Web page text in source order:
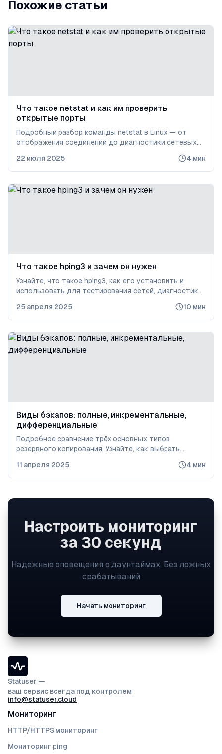
Похожие статьи
Что такое netstat и как им проверить
открытые порты
Подробный разбор команды netstat в Linux — от
отображения соединений до диагностики сетевых
22 июля 2025 4 мин
Что такое hping3 и зачем он нужен
Узнайте, что такое hping3, как его установить и
использовать для тестирования сетей, диагностики
проверки защиты инфраструктуры. Примеры команд
и лучшие практики.
25 апреля 2025 10 мин
Виды бэкапов: полные, инкрементальные,
дифференциальные
Подробное сравнение трёх основных типов
резервного копирования. Узнайте, как выбрать
от задач и инфраструктуры.
11 апреля 2025 4 мин
Настроить мониторинг
за 30 секунд
Надежные оповещения о даунтаймах. Без ложных
срабатываний
Начать мониторинг
Statuser —
ваш сервис всегда под контролем
info@statuser.cloud
Мониторинг
HTTP/HTTPS мониторинг
Мониторинг ping